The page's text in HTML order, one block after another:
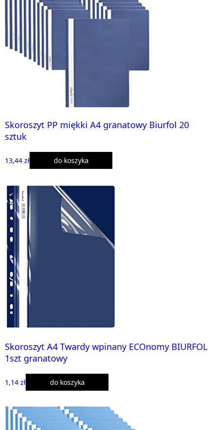
Skoroszyt PP miękki A4 granatowy Biurfol 20
sztuk
13,44 zł do koszyka
Skoroszyt A4 Twardy wpinany ECOnomy BIURFOL
1szt granatowy
1,14 zł do koszyka